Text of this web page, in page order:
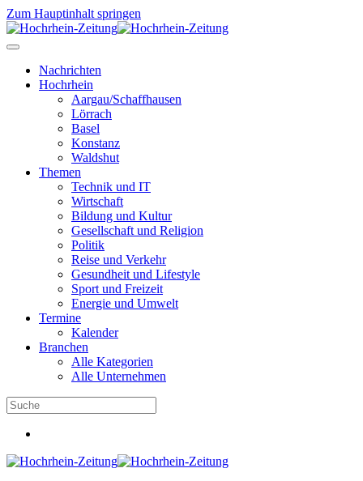
Zum Hauptinhalt springen
Nachrichten
Hochrhein
Aargau/Schaffhausen
Lörrach
Basel
Konstanz
Waldshut
Themen
Technik und IT
Wirtschaft
Bildung und Kultur
Gesellschaft und Religion
Politik
Reise und Verkehr
Gesundheit und Lifestyle
Sport und Freizeit
Energie und Umwelt
Termine
Kalender
Branchen
Alle Kategorien
Alle Unternehmen